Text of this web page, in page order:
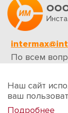
По всем
Обратная
Наш сайт
ваш
Подробнее